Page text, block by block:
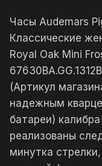
Часы Audemars
Классические
Royal Oak Mini
(Артикул
надежным
батареи)
реализованы
минутка